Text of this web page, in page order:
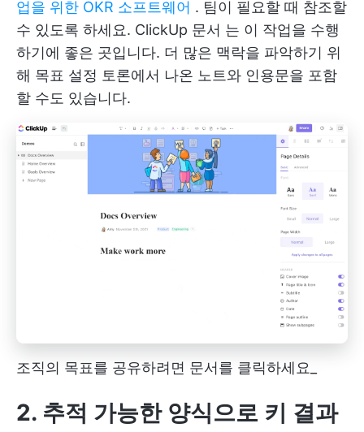
업을 위한 OKR 소프트웨어 . 팀이 필요할 때 참조할
수 있도록 하세요. ClickUp 문서 는 이 작업을 수행
하기에 좋은 곳입니다. 더 많은 맥락을 파악하기 위
해 목표 설정 토론에서 나온 노트와 인용문을 포함
할 수도 있습니다.
조직의 목표를 공유하려면 문서를 클릭하세요_
2. 추적 가능한 양식으로 키 결과